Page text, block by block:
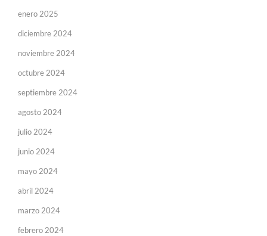
enero 2025
diciembre 2024
noviembre 2024
octubre 2024
septiembre 2024
agosto 2024
julio 2024
junio 2024
mayo 2024
abril 2024
marzo 2024
febrero 2024